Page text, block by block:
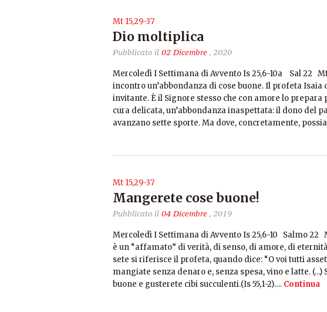
Mt 15,29-37
Dio moltiplica
Pubblicato il 02 Dicembre, 2020
Mercoledì I Settimana di Avvento Is 25,6-10a Sal 22
incontro un’abbondanza di cose buone. Il profeta Isaia
invitante. È il Signore stesso che con amore lo prepara
cura delicata, un’abbondanza inaspettata: il dono del
avanzano sette sporte. Ma dove, concretamente,
Mt 15,29-37
Mangerete cose buone!
Pubblicato il 04 Dicembre, 2019
Mercoledì I Settimana di Avvento Is 25,6-10 Salmo 22
è un “affamato” di verità, di senso, di amore, di
sete si riferisce il profeta, quando dice: “O voi tutti
mangiate senza denaro e, senza spesa, vino e latte.
buone e gusterete cibi succulenti.(Is 55,1-2)…. Continua